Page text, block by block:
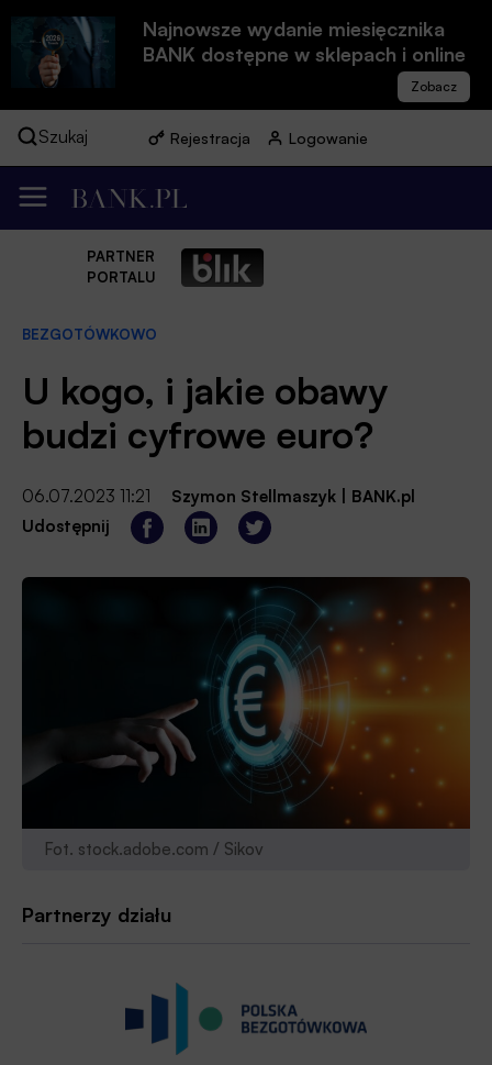
Najnowsze wydanie miesięcznika
BANK dostępne w sklepach i online
Szukaj Rejestracja Logowanie
PARTNER
PORTALU
BEZGOTÓWKOWO
U kogo, i jakie obawy
budzi cyfrowe euro?
06.07.2023 11:21 Szymon Stellmaszyk
BANK.pl
Udostępnij
Fot. stock.adobe.com / Sikov
Partnerzy działu